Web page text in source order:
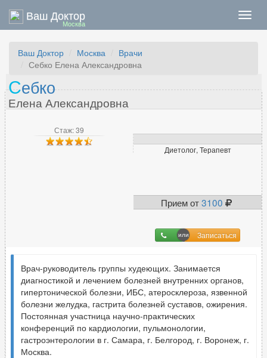
Ваш Доктор
Москва
Ваш Доктор Москва
Врачи
Себко Елена Александровна
Стаж: 39
Диетолог, Терапевт
Прием от3100
Записаться
Себко
Елена Александровна
Врач-руководитель группы худеющих. Занимается
диагностикой и лечением болезней внутренних органов,
гипертонической болезни, ИБС, атеросклероза, язвенной
болезни желудка, гастрита болезней суставов, ожирения.
Постоянная участница научно-практических
конференций по кардиологии, пульмонологии,
гастроэнтерологии в г. Самара, г. Белгород, г. Воронеж, г.
Москва.